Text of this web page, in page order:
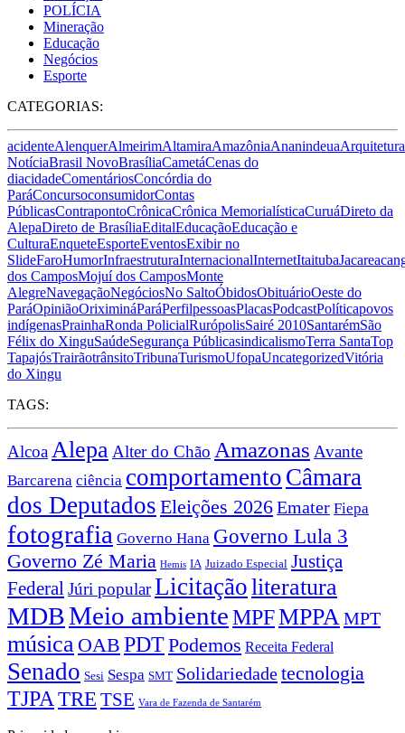
POLÍCIA
Mineração
Educação
Negócios
Esporte
CATEGORIAS:
acidenteAlenquerAlmeirimAltamiraAmazôniaAnanindeuaArquitetura
NotíciaBrasil NovoBrasíliaCametáCenas do
diacidadeComentáriosConcórdia do
ParáConcursoconsumidorContas
PúblicasContrapontoCrônicaCrônica MemorialísticaCuruáDireto da
AlepaDireto de BrasíliaEditalEducaçãoEducação e
CulturaEnqueteEsporteEventosExibir no
SlideFaroHumorInfraestruturaInternacionalInternetItaituba
dos CamposMojuí dos CamposMonte
AlegreNavegaçãoNegóciosNo SaltoÓbidosObituárioOeste do
ParáOpiniãoOriximináParáPerfilpessoasPlacasPodcastPolíticapovos
indígenasPrainhaRonda PolicialRurópolisSairé 2010SantarémSão
Félix do XinguSaúdeSegurança PúblicasindicalismoTerra SantaTop
TapajósTrairãotrânsitoTribunaTurismoUfopaUncategorizedVitória
do Xingu
TAGS:
Alcoa Alepa Alter do Chão Amazonas Avante
Barcarena ciência comportamento Câmara
dos Deputados Eleições 2026Emater Fiepa
fotografia Governo Hana Governo Lula 3
Governo Zé Maria Hemis IA Juizado Especial Justiça
Federal Júri popularLicitaçãoliteratura
MDBMeio ambienteMPFMPPA MPT
música OAB PDTPodemos Receita Federal
Senado Sesi Sespa SMT Solidariedadetecnologia
TJPA TRE TSE Vara de Fazenda de Santarém